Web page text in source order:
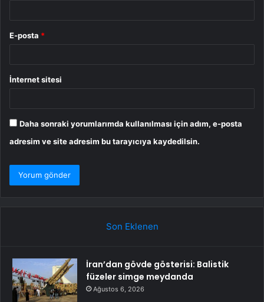
E-posta *
İnternet sitesi
Daha sonraki yorumlarımda kullanılması için adım, e-posta
adresim ve site adresim bu tarayıcıya kaydedilsin.
Son Eklenen
İran’dan gövde gösterisi: Balistik
füzeler simge meydanda
Ağustos 6, 2026